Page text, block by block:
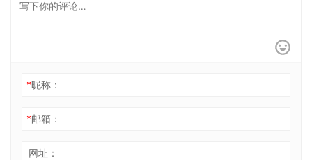
*昵称：
*邮箱：
网址：